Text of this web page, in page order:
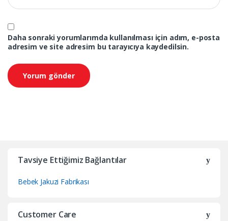
Daha sonraki yorumlarımda kullanılması için adım, e-posta
adresim ve site adresim bu tarayıcıya kaydedilsin.
Tavsiye Ettiğimiz Bağlantılar
Bebek Jakuzi Fabrikası
Customer Care